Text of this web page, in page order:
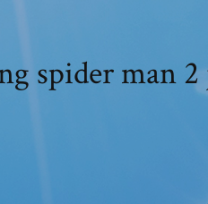
spider man